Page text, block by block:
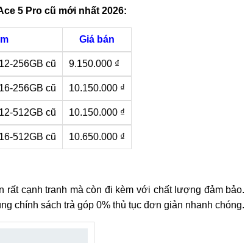
5 Pro cũ mới nhất 2026:
Giá bán
256GB cũ 9.150.000 ₫
256GB cũ 10.150.000 ₫
512GB cũ 10.150.000 ₫
512GB cũ 10.650.000 ₫
cạnh tranh mà còn đi kèm với chất lượng đảm
chính sách trả góp 0% thủ tục đơn giản nhanh chóng.